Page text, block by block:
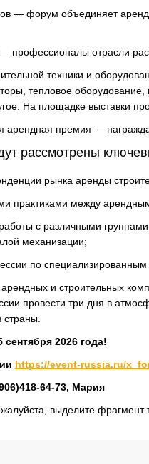
объединяет арендные
отрасли
техники и
тепловое
На площадке выставки
премия —
рассмотрены
рынка аренды
между
различными группами
механизации;
специализированным
и строительных
провести три дня в
страны.
2026 года!
https://event-russia.ru/
64-73, Мария
выделите фрагмент